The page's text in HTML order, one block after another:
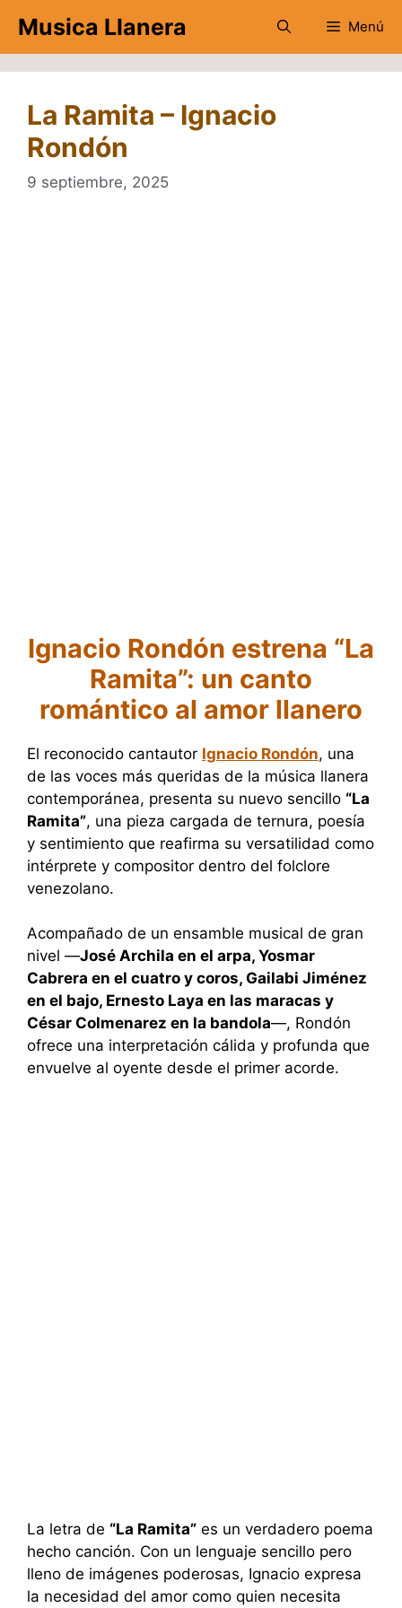
contenido
Musica Llanera Menú
La Ramita – Ignacio
Rondón
9 septiembre, 2025
Ignacio Rondón estrena “La
Ramita”: un canto
romántico al amor llanero
El reconocido cantautor Ignacio Rondón, una
de las voces más queridas de la música llanera
contemporánea, presenta su nuevo sencillo “La
Ramita”, una pieza cargada de ternura, poesía
y sentimiento que reafirma su versatilidad como
intérprete y compositor dentro del folclore
venezolano.
Acompañado de un ensamble musical de gran
nivel —José Archila en el arpa, Yosmar
Cabrera en el cuatro y coros, Gailabi Jiménez
en el bajo, Ernesto Laya en las maracas y
César Colmenarez en la bandola—, Rondón
ofrece una interpretación cálida y profunda que
envuelve al oyente desde el primer acorde.
La letra de “La Ramita” es un verdadero poema
hecho canción. Con un lenguaje sencillo pero
lleno de imágenes poderosas, Ignacio expresa
la necesidad del amor como quien necesita